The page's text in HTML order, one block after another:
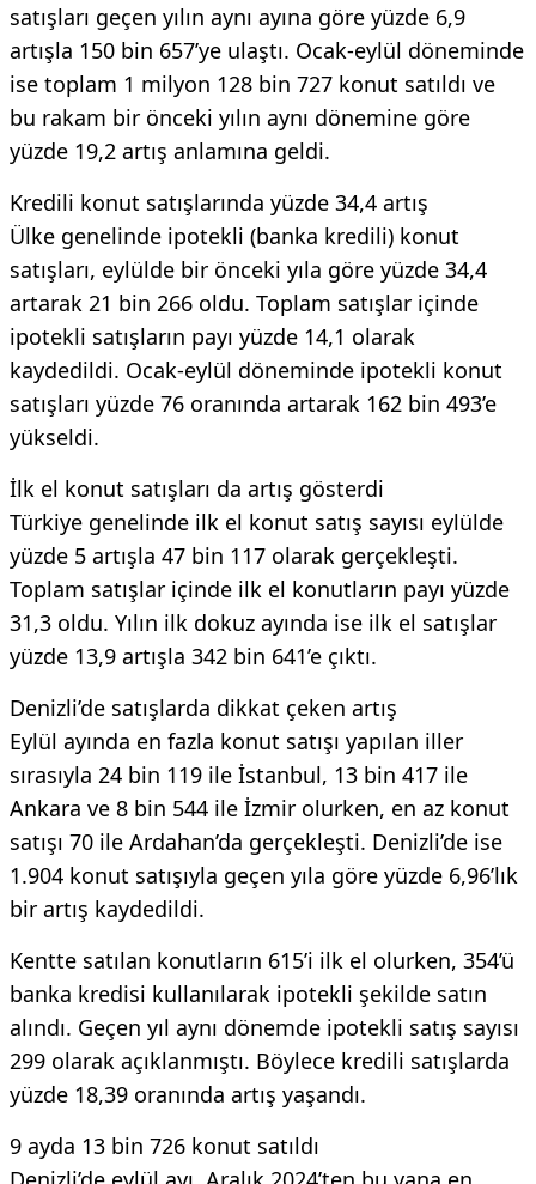
satışları geçen yılın aynı ayına göre yüzde 6,9
artışla 150 bin 657’ye ulaştı. Ocak-eylül döneminde
ise toplam 1 milyon 128 bin 727 konut satıldı ve
bu rakam bir önceki yılın aynı dönemine göre
yüzde 19,2 artış anlamına geldi.
Kredili konut satışlarında yüzde 34,4 artış
Ülke genelinde ipotekli (banka kredili) konut
satışları, eylülde bir önceki yıla göre yüzde 34,4
artarak 21 bin 266 oldu. Toplam satışlar içinde
ipotekli satışların payı yüzde 14,1 olarak
kaydedildi. Ocak-eylül döneminde ipotekli konut
satışları yüzde 76 oranında artarak 162 bin 493’e
yükseldi.
İlk el konut satışları da artış gösterdi
Türkiye genelinde ilk el konut satış sayısı eylülde
yüzde 5 artışla 47 bin 117 olarak gerçekleşti.
Toplam satışlar içinde ilk el konutların payı yüzde
31,3 oldu. Yılın ilk dokuz ayında ise ilk el satışlar
yüzde 13,9 artışla 342 bin 641’e çıktı.
Denizli’de satışlarda dikkat çeken artış
Eylül ayında en fazla konut satışı yapılan iller
sırasıyla 24 bin 119 ile İstanbul, 13 bin 417 ile
Ankara ve 8 bin 544 ile İzmir olurken, en az konut
satışı 70 ile Ardahan’da gerçekleşti. Denizli’de ise
1.904 konut satışıyla geçen yıla göre yüzde 6,96’lık
bir artış kaydedildi.
Kentte satılan konutların 615’i ilk el olurken, 354’ü
banka kredisi kullanılarak ipotekli şekilde satın
alındı. Geçen yıl aynı dönemde ipotekli satış sayısı
299 olarak açıklanmıştı. Böylece kredili satışlarda
yüzde 18,39 oranında artış yaşandı.
9 ayda 13 bin 726 konut satıldı